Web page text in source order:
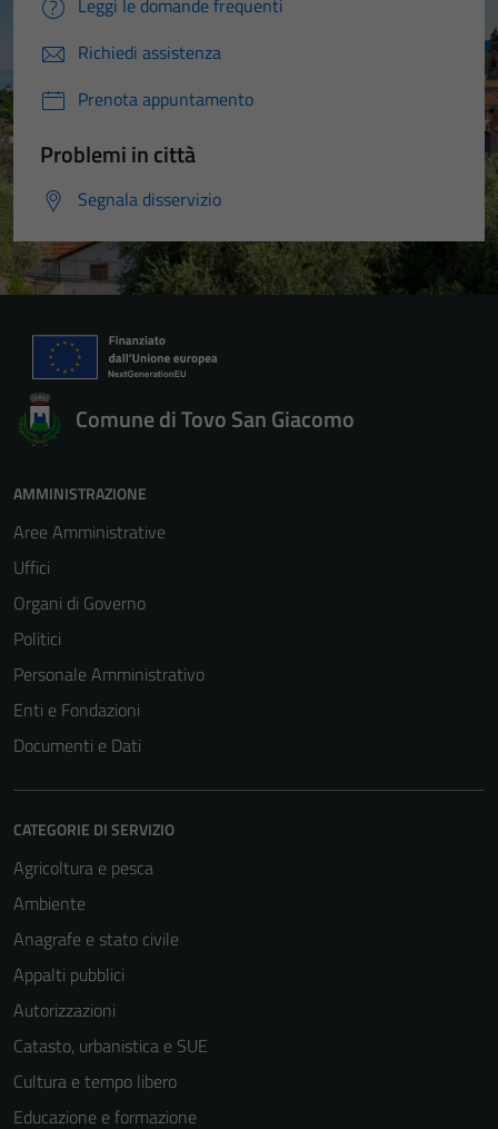
Leggi le domande frequenti
Richiedi assistenza
Prenota appuntamento
Problemi in città
Segnala disservizio
Comune di Tovo San Giacomo
AMMINISTRAZIONE
Aree Amministrative
Uffici
Organi di Governo
Politici
Personale Amministrativo
Enti e Fondazioni
Documenti e Dati
CATEGORIE DI SERVIZIO
Agricoltura e pesca
Ambiente
Anagrafe e stato civile
Appalti pubblici
Autorizzazioni
Catasto, urbanistica e SUE
Cultura e tempo libero
Educazione e formazione